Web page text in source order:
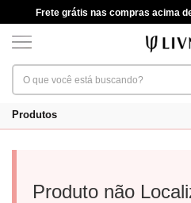
Frete grátis nas compras acima
Produtos
Produto não